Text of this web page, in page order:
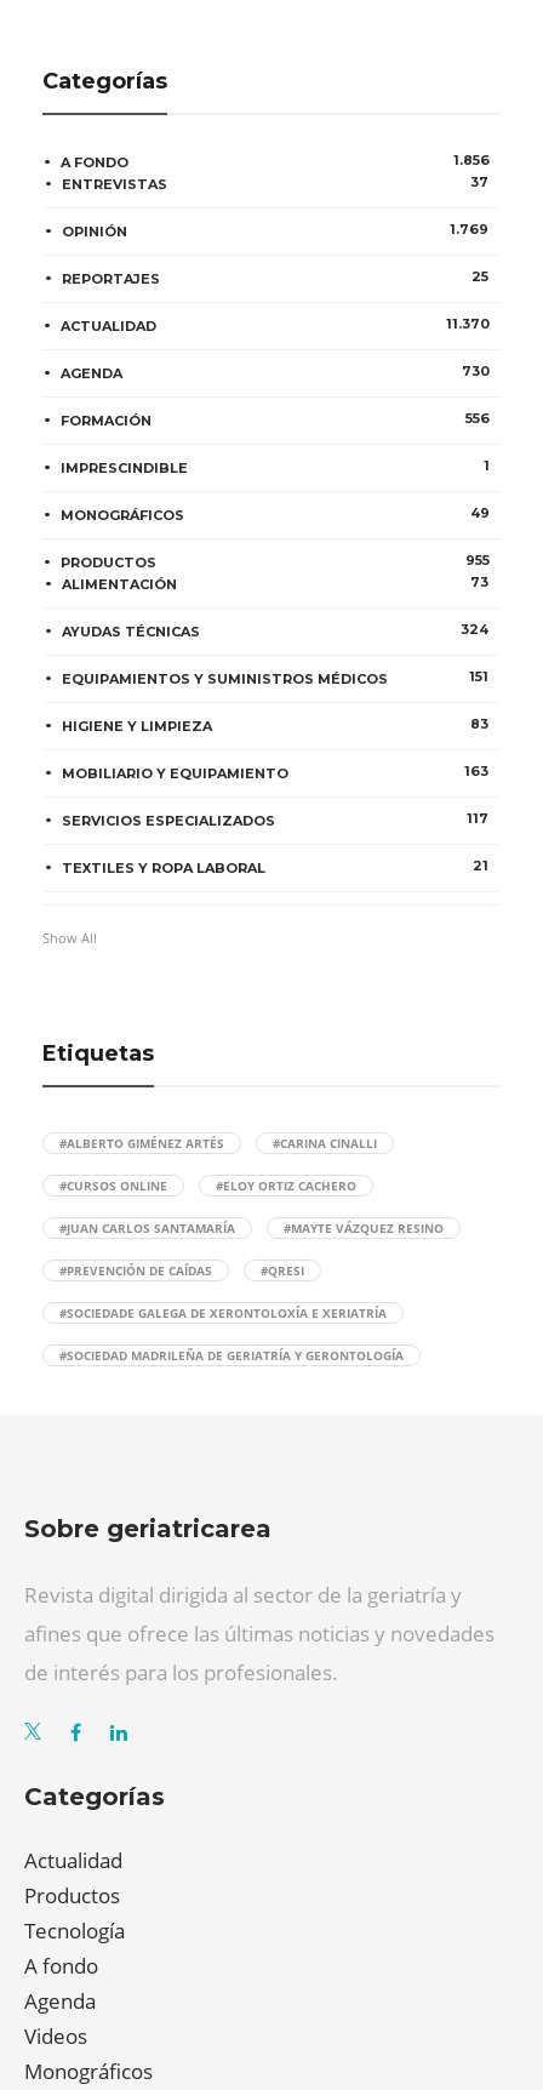
Categorías
A FONDO
1.856
ENTREVISTAS
37
OPINIÓN 1.769
REPORTAJES 25
ACTUALIDAD 11.370
AGENDA 730
FORMACIÓN 556
IMPRESCINDIBLE 1
MONOGRÁFICOS 49
PRODUCTOS
955
ALIMENTACIÓN
73
AYUDAS TÉCNICAS 324
EQUIPAMIENTOS Y SUMINISTROS MÉDICOS 151
HIGIENE Y LIMPIEZA 83
MOBILIARIO Y EQUIPAMIENTO 163
SERVICIOS ESPECIALIZADOS 117
TEXTILES Y ROPA LABORAL 21
Show All
Etiquetas
#ALBERTO GIMÉNEZ ARTÉS #CARINA CINALLI
#CURSOS ONLINE #ELOY ORTIZ CACHERO
#JUAN CARLOS SANTAMARÍA #MAYTE VÁZQUEZ RESINO
#PREVENCIÓN DE CAÍDAS #QRESI
#SOCIEDADE GALEGA DE XERONTOLOXÍA E XERIATRÍA
#SOCIEDAD MADRILEÑA DE GERIATRÍA Y GERONTOLOGÍA
Sobre geriatricarea
Revista digital dirigida al sector de la geriatría y
afines que ofrece las últimas noticias y novedades
de interés para los profesionales.
Categorías
Actualidad
Productos
Tecnología
A fondo
Agenda
Videos
Monográficos